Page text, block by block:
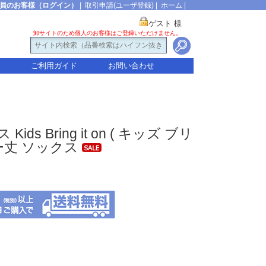
のお客様（ログイン） 取引申請(ユーザ登録) ホーム
ゲスト 様
卸サイトのため個人のお客様はご登録いただけません。
ご利用ガイド お問い合わせ
Kids Bring it on ( キッズ ブリ
丈 ソックス